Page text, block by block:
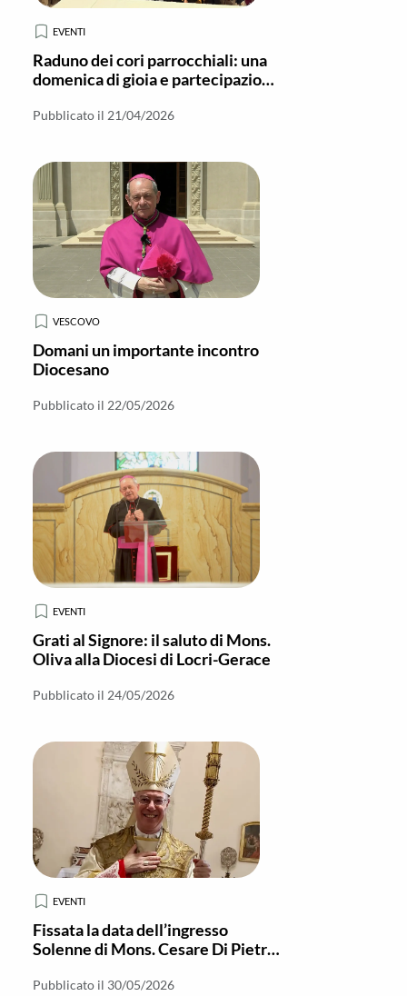
EVENTI
Raduno dei cori parrocchiali: una
domenica di gioia e partecipazione
Pubblicato il 21/04/2026
VESCOVO
Domani un importante incontro
Diocesano
Pubblicato il 22/05/2026
EVENTI
Grati al Signore: il saluto di Mons.
Oliva alla Diocesi di Locri-Gerace
Pubblicato il 24/05/2026
EVENTI
Fissata la data dell’ingresso
Solenne di Mons. Cesare Di Pietro
Pubblicato il 30/05/2026